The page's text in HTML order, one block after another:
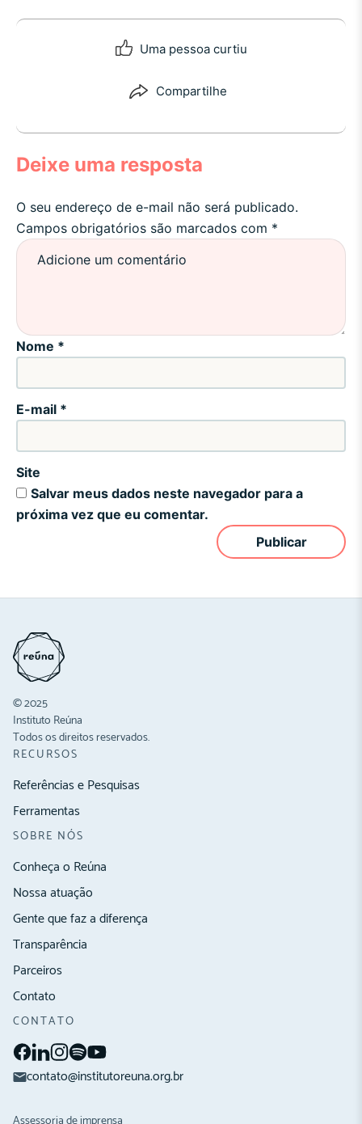
Uma pessoa curtiu
Compartilhe
Deixe uma resposta
O seu endereço de e-mail não será publicado.
Campos obrigatórios são marcados com *
Nome *
E-mail *
Site
Salvar meus dados neste navegador para a
próxima vez que eu comentar.
© 2025
Instituto Reúna
Todos os direitos reservados.
RECURSOS
Referências e Pesquisas
Ferramentas
SOBRE NÓS
Conheça o Reúna
Nossa atuação
Gente que faz a diferença
Transparência
Parceiros
Contato
CONTATO
contato@institutoreuna.org.br